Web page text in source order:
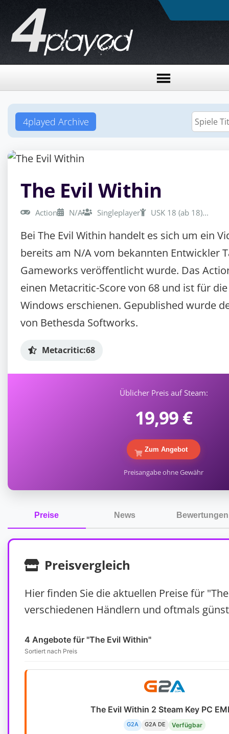
4played Archive
The Evil Within
Action N/A Singleplayer USK 18 (ab 18)...
Bei The Evil Within handelt es sich um ein
bereits am N/A vom bekannten Entwickler
Gameworks veröffentlicht wurde. Das
einen Metacritic-Score von 68 und ist für
Windows erschienen. Gepublished wurde
von Bethesda Softworks.
Metacritic:68
Üblicher Preis auf Steam:
19,99 €
Zum Angebot
Preisangabe ohne Gewähr
Preise News Bewertungen
Preisvergleich
Hier finden Sie die aktuellen Preise für
verschiedenen Händlern und oftmals
4 Angebote für "The Evil Within"
Sortiert nach Preis
The Evil Within 2 Steam Key PC
G2A G2A DE Verfügbar